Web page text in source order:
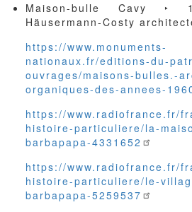
Maison-bulle Cavy ‣
Häusermann-Costy
https://www.monuments-
nationaux.fr/editions-du-
ouvrages/maisons-bulles.-
organiques-des-annees-
https://www.radiofrance.fr/
histoire-particuliere/la-
barbapapa-4331652
https://www.radiofrance.fr/
histoire-particuliere/le-
barbapapa-5259537